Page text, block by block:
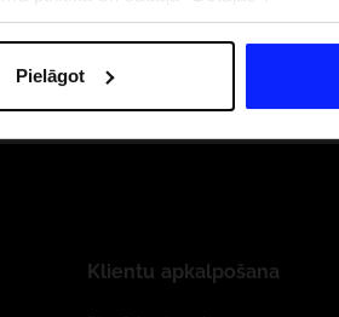
Pielāgot
B2B 4F TEAM LOJALITĀTES
Klientu apkalpošana